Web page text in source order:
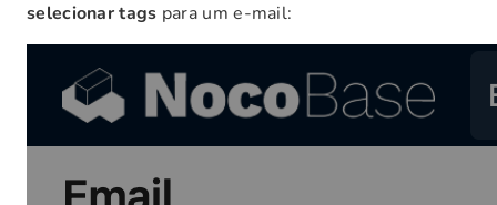
selecionar tags para um e-mail: